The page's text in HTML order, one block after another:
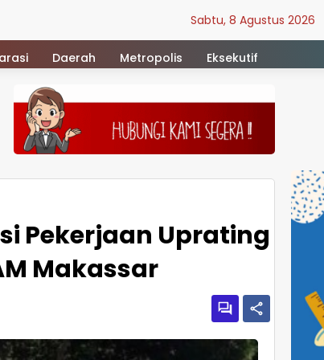
Sabtu, 8 Agustus 2026
Daerah Metropolis Eksekutif
Pekerjaan Uprating
Makassar